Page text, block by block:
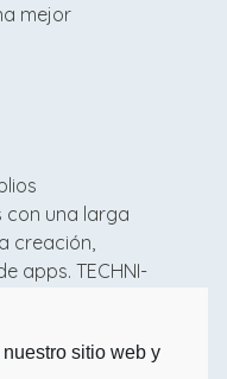
mejor
una larga
creación,
apps. TECHNI-
sitio web y